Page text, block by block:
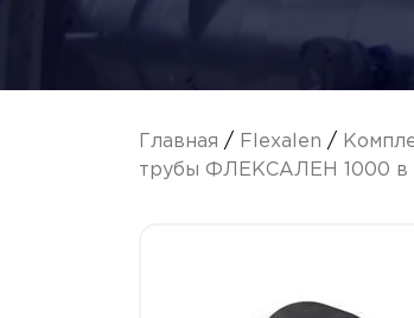
Главная / Flexalen /
трубы ФЛЕКСАЛЕН 1000 в